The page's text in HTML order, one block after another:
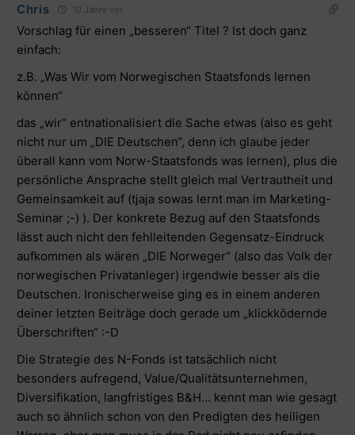
Chris 10 Jahre vor
Vorschlag für einen „besseren“ Titel ? Ist doch ganz
einfach:
z.B. „Was Wir vom Norwegischen Staatsfonds lernen
können“
das „wir“ entnationalisiert die Sache etwas (also es geht
nicht nur um „DIE Deutschen“, denn ich glaube jeder
überall kann vom Norw-Staatsfonds was lernen), plus die
persönliche Ansprache stellt gleich mal Vertrautheit und
Gemeinsamkeit auf (tjaja sowas lernt man im Marketing-
Seminar ;-) ). Der konkrete Bezug auf den Staatsfonds
lässt auch nicht den fehlleitenden Gegensatz-Eindruck
aufkommen als wären „DIE Norweger“ (also das Volk der
norwegischen Privatanleger) irgendwie besser als die
Deutschen. Ironischerweise ging es in einem anderen
deiner letzten Beiträge doch gerade um „klickködernde
Überschriften“ :-D
Die Strategie des N-Fonds ist tatsächlich nicht
besonders aufregend, Value/Qualitätsunternehmen,
Diversifikation, langfristiges B&H… kennt man wie gesagt
auch so ähnlich schon von den Predigten des heiligen